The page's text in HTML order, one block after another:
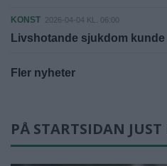
KONST 2026-04-04 KL. 06:00
Livshotande sjukdom
Fler nyheter
PÅ STARTSIDAN